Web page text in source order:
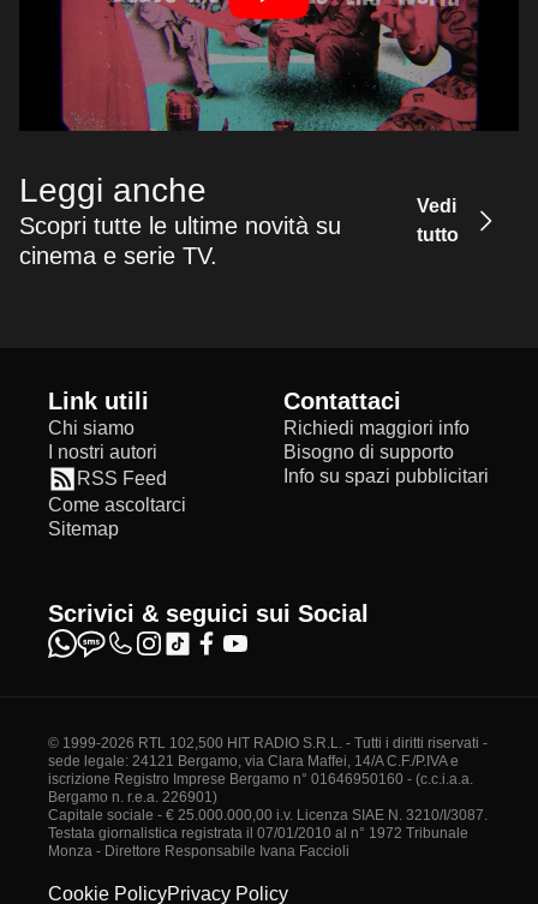
Leggi anche
Scopri tutte le ultime novità su
cinema e serie TV.
Vedi
tutto
Link utili
Chi siamo
I nostri autori
RSS Feed
Come ascoltarci
Sitemap
Contattaci
Richiedi maggiori info
Bisogno di supporto
Info su spazi pubblicitari
Scrivici & seguici sui Social
© 1999-2026 RTL 102,500 HIT RADIO S.R.L. - Tutti i diritti riservati -
sede legale: 24121 Bergamo, via Clara Maffei, 14/A C.F./P.IVA e
iscrizione Registro Imprese Bergamo n° 01646950160 - (c.c.i.a.a.
Bergamo n. r.e.a. 226901)
Capitale sociale - € 25.000.000,00 i.v. Licenza SIAE N. 3210/I/3087.
Testata giornalistica registrata il 07/01/2010 al n° 1972 Tribunale
Monza - Direttore Responsabile Ivana Faccioli
Cookie PolicyPrivacy Policy